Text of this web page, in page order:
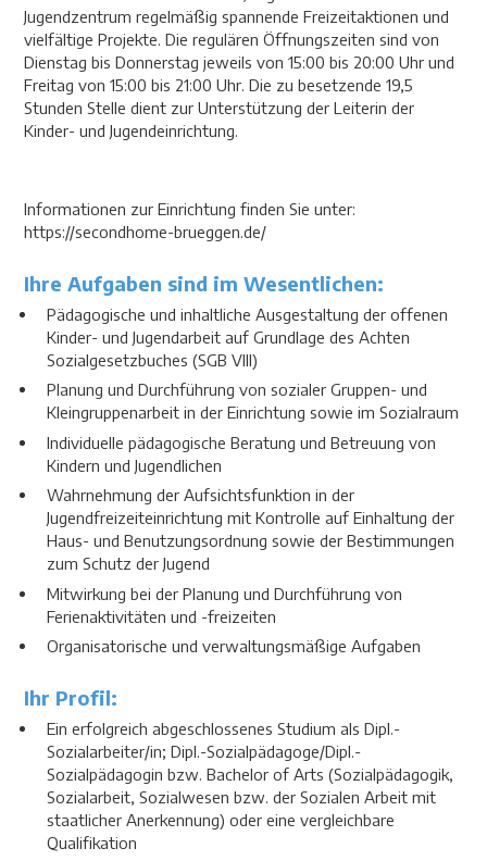
Jugendzentrum regelmäßig spannende Freizeitaktionen und
vielfältige Projekte. Die regulären Öffnungszeiten sind von
Dienstag bis Donnerstag jeweils von 15:00 bis 20:00 Uhr und
Freitag von 15:00 bis 21:00 Uhr. Die zu besetzende 19,5
Stunden Stelle dient zur Unterstützung der Leiterin der
Kinder- und Jugendeinrichtung.
Informationen zur Einrichtung finden Sie unter:
https://secondhome-brueggen.de/
Ihre Aufgaben sind im Wesentlichen:
Pädagogische und inhaltliche Ausgestaltung der offenen
Kinder- und Jugendarbeit auf Grundlage des Achten
Sozialgesetzbuches (SGB VIII)
Planung und Durchführung von sozialer Gruppen- und
Kleingruppenarbeit in der Einrichtung sowie im Sozialraum
Individuelle pädagogische Beratung und Betreuung von
Kindern und Jugendlichen
Wahrnehmung der Aufsichtsfunktion in der
Jugendfreizeiteinrichtung mit Kontrolle auf Einhaltung der
Haus- und Benutzungsordnung sowie der Bestimmungen
zum Schutz der Jugend
Mitwirkung bei der Planung und Durchführung von
Ferienaktivitäten und -freizeiten
Organisatorische und verwaltungsmäßige Aufgaben
Ihr Profil:
Ein erfolgreich abgeschlossenes Studium als Dipl.-
Sozialarbeiter/in; Dipl.-Sozialpädagoge/Dipl.-
Sozialpädagogin bzw. Bachelor of Arts (Sozialpädagogik,
Sozialarbeit, Sozialwesen bzw. der Sozialen Arbeit mit
staatlicher Anerkennung) oder eine vergleichbare
Qualifikation